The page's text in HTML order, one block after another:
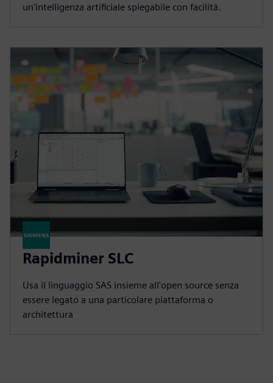
un'intelligenza artificiale spiegabile con facilità.
Rapidminer SLC
Usa il linguaggio SAS insieme all'open source senza
essere legato a una particolare piattaforma o
architettura